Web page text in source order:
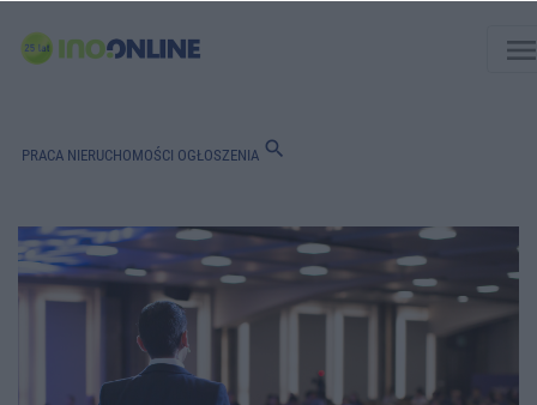
PRACA NIERUCHOMOŚCI OGŁOSZENIA search